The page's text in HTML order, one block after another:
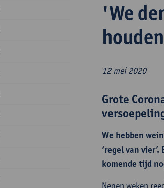
'We
12 mei 2020
Grote
We hebben
‘regel van
komende tijd
Negen weken